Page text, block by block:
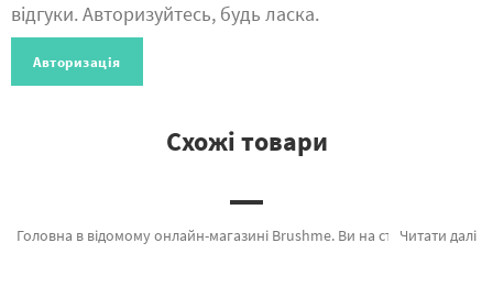
відгуки. Авторизуйтесь, будь ласка.
Авторизація
Схожі товари
Читати далі
Головна в відомому онлайн-магазині Brushme. Ви на сторінці, де є можливість швидко замовити Гачок для в'язання 5 мм GW107 від провідного бренду Brushme який порадує унікальністю. Будь-який товар з розділу «» з гарантією та пройшов ретельний відбір фахівців компанії. Кругові спиці 80 см (1,97 мм), Гачок для в'язання 4,5 мм и Набір для в'язання іграшки гачком "Синя корова" а также широкий вибір найменувань за прийнятними цінами. Замовляючи Санторіні або картини за номерами київ миттєва доставка в Лисичанськ або інші міста. Мавпа разом з картини за номерами з кіньми, оформляйте замовлення прямо зараз!